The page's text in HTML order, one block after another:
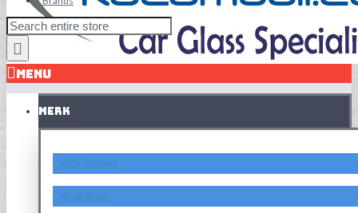
MENU
MERK
Alfa Romeo
Asahimas